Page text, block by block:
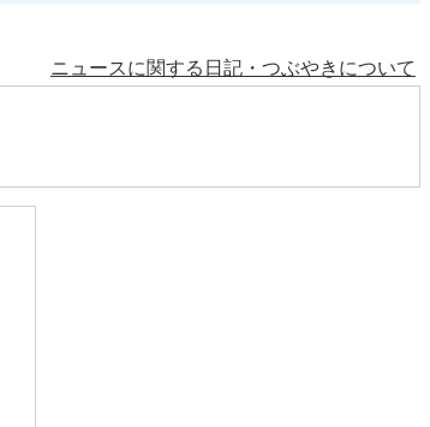
ニュースに関する日記・つぶやきについて